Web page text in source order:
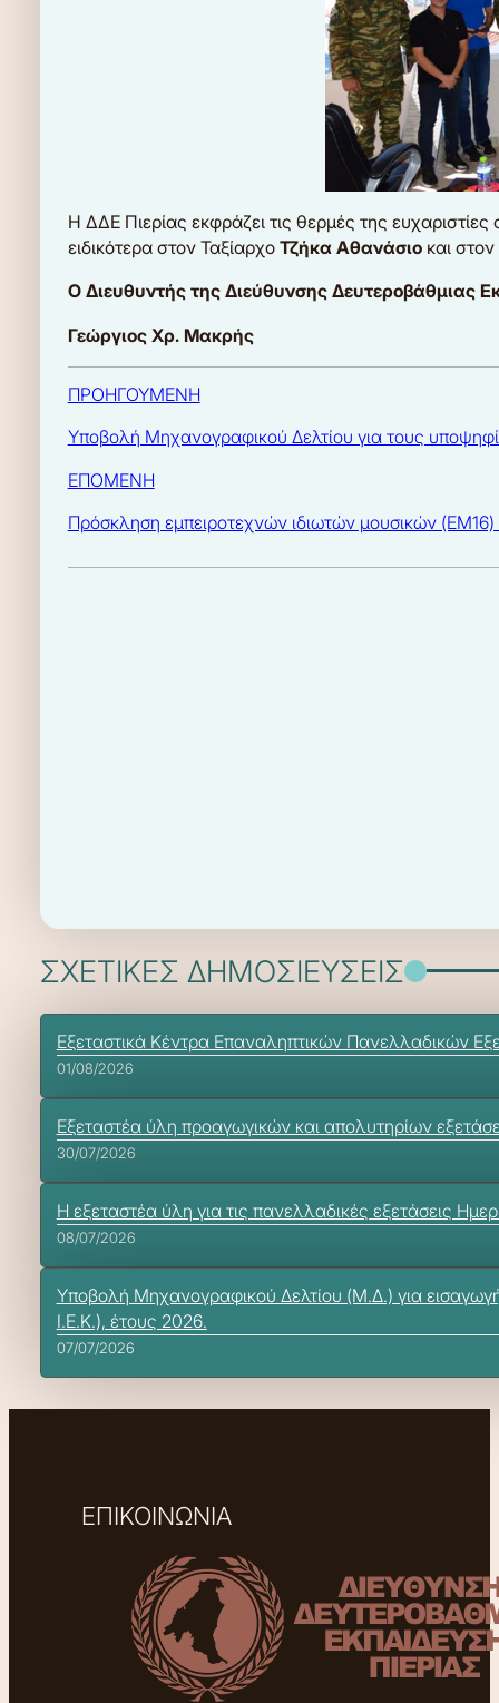
Η ΔΔΕ Πιερίας εκφράζει τις θερμές της
ειδικότερα στον Ταξίαρχο Τζήκα Αθανάσιοκαι
Ο Διευθυντής της Διεύθυνσης Δευτεροβάθμιας
Γεώργιος Χρ. Μακρής
ΠΡΟΗΓΟΥΜΕΝΗ
Υποβολή Μηχανογραφικού Δελτίου για τους
ΕΠΟΜΕΝΗ
Πρόσκληση εμπειροτεχνών ιδιωτών μουσικών (ΕΜ16)
ΣΧΕΤΙΚΕΣ ΔΗΜΟΣΙΕΥΣΕΙΣ
Εξεταστικά Κέντρα Επαναληπτικών Πανελλαδικών
01/08/2026
Εξεταστέα ύλη προαγωγικών και απολυτηρίων
30/07/2026
Η εξεταστέα ύλη για τις πανελλαδικές εξετάσεις
08/07/2026
Υποβολή Μηχανογραφικού Δελτίου (Μ.Δ.) για
Ι.Ε.Κ.), έτους 2026.
07/07/2026
ΕΠΙΚΟΙΝΩΝΙΑ